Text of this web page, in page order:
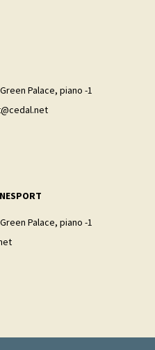
Palace, piano -1
Palace, piano -1